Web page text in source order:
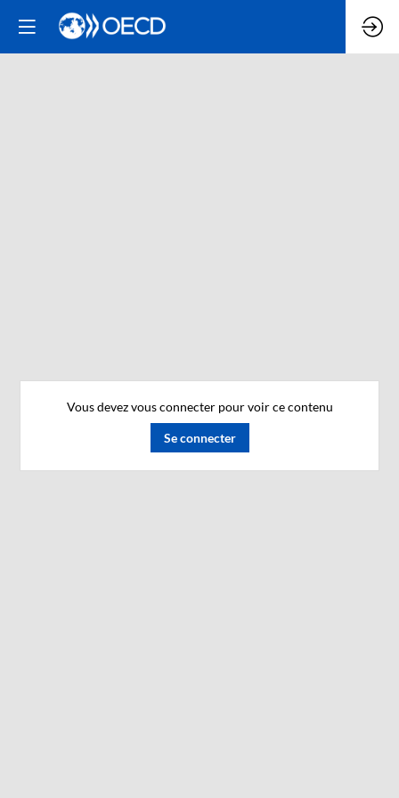
Vous devez vous connecter pour voir ce contenu
Se connecter